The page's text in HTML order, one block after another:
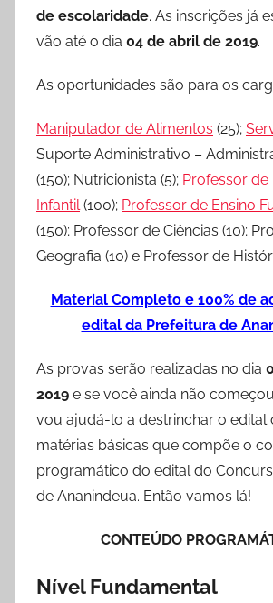
de escolaridade. As inscrições já
vão até o dia 04 de abril de 2019.
As oportunidades são para os
Manipulador de Alimentos (25);
Suporte Administrativo –
(150); Nutricionista (5); Professor
Infantil (100); Professor de Ensino
(150); Professor de Ciências (10);
Geografia (10) e Professor de
Material Completo e 100% de
edital da Prefeitura de
As provas serão realizadas no dia
2019 e se você ainda não
vou ajudá-lo a destrinchar o edital
matérias básicas que compõe o
programático do edital do
de Ananindeua. Então vamos lá!
CONTEÚDO
Nível Fundamental